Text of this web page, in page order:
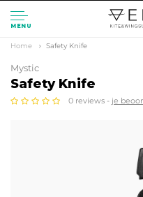
MENU
Home Safety Knife
Mystic
Safety Knife
0 reviews - je